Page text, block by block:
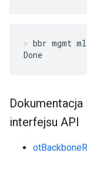
bbr mgmt
Done
interfejsu API